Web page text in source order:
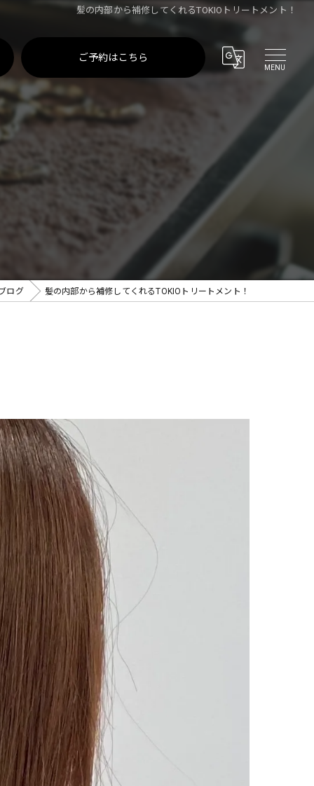
髪の内部から補修してくれるTOKIOトリートメント！
ご予約はこちら
ログ 髪の内部から補修してくれるTOKIOトリートメント！